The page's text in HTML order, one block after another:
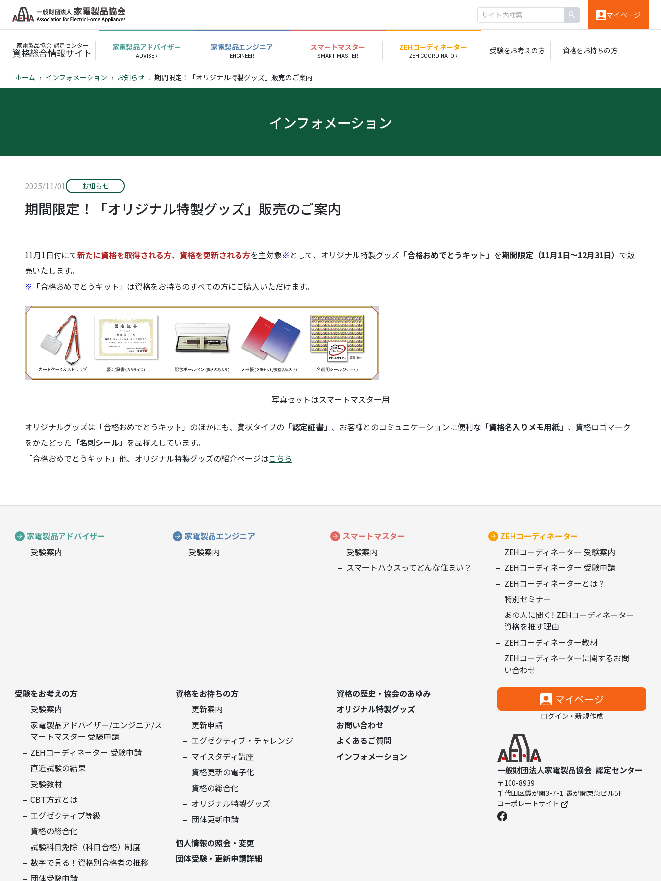
マイページ
家電製品協会 認定センター
資格総合情報サイト 家電製品アドバイザー 家電製品エンジニア スマートマスター ZEHコーディネーター 受験をお考えの方 資格をお持ちの方
ホーム インフォメーション お知らせ 期間限定！「オリジナル特製グッズ」販売のご案内
インフォメーション
2025/11/01 お知らせ
期間限定！「オリジナル特製グッズ」販売のご案内
11月1日付にて新たに資格を取得される方、資格を更新される方を主対象※ として、オリジナル特製グッズ 「合格おめでとうキット」 を期間限定（11月1日～12月31日） で販
売いたします。
※ 「合格おめでとうキット」は資格をお持ちのすべての方にご購入いただけます。
写真セットはスマートマスター用
オリジナルグッズは「合格おめでとうキット」のほかにも、賞状タイプの 「認定証書」 、お客様とのコミュニケーションに便利な 「資格名入りメモ用紙」 、資格ロゴマーク
をかたどった 「名刺シール」 を品揃えしています。
「合格おめでとうキット」他、オリジナル特製グッズの紹介ページはこちら
家電製品アドバイザー
受験案内
家電製品エンジニア
受験案内
スマートマスター
受験案内
スマートハウスってどんな住まい？
ZEHコーディネーター
ZEHコーディネーター 受験案内
ZEHコーディネーター 受験申請
ZEHコーディネーターとは？
特別セミナー
あの人に聞く! ZEHコーディネーター
資格を推す理由
ZEHコーディネーター教材
ZEHコーディネーターに関するお問
い合わせ
受験をお考えの方
受験案内
家電製品アドバイザー/エンジニア/ス
マートマスター 受験申請
ZEHコーディネーター 受験申請
直近試験の結果
受験教材
CBT方式とは
エグゼクティブ等級
資格の総合化
試験科目免除（科目合格）制度
数字で見る！資格別合格者の推移
団体受験申請
資格をお持ちの方
更新案内
更新申請
エグゼクティブ・チャレンジ
マイスタディ講座
資格更新の電子化
資格の総合化
オリジナル特製グッズ
団体更新申請
個人情報の照会・変更
団体受験・更新申請詳細
資格の歴史・協会のあゆみ
オリジナル特製グッズ
お問い合わせ
よくあるご質問
インフォメーション
マイページ
ログイン・新規作成
一般財団法人家電製品協会 認定センター
〒100-8939
千代田区霞が関3-7-1 霞が関東急ビル5F
コーポレートサイト